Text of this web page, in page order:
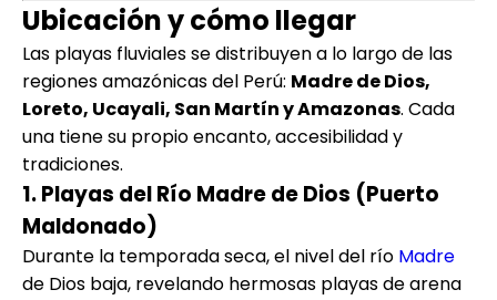
Ubicación y cómo llegar
Las playas fluviales se distribuyen a lo largo de las
regiones amazónicas del Perú: Madre de Dios,
Loreto, Ucayali, San Martín y Amazonas. Cada
una tiene su propio encanto, accesibilidad y
tradiciones.
1. Playas del Río Madre de Dios (Puerto
Maldonado)
Durante la temporada seca, el nivel del río Madre
de Dios baja, revelando hermosas playas de arena